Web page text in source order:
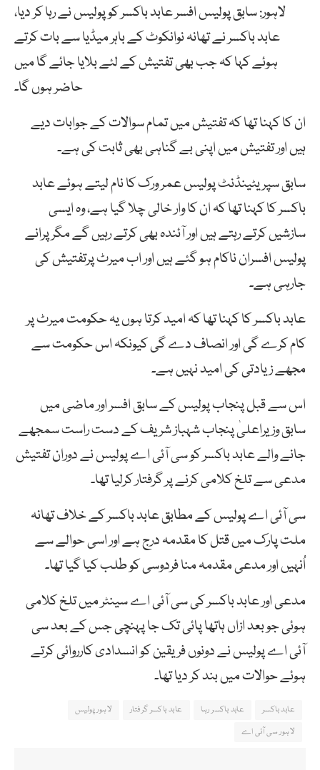
لاہور: سابق پولیس افسر عابد باکسر کو پولیس نے رہا کر دیا،
عابد باکسر نے تھانہ نوانکوٹ کے باہر میڈیا سے بات کرتے
ہوئے کہا کہ جب بھی تفتیش کے لئے بلایا جائے گا میں
حاضر ہوں گا۔
ان کا کہنا تھا کہ تفتیش میں تمام سوالات کے جوابات دیے
ہیں اور تفتیش میں اپنی بے گناہی بھی ثابت کی ہے۔
سابق سپریٹینڈنٹ پولیس عمر ورک کا نام لیتے ہوئے عابد
باکسر کا کہنا تھا کہ ان کا وار خالی چلا گیا ہے، وہ ایسی
سازشیں کرتے رہتے ہیں اور آئندہ بھی کرتے رہیں گے مگر پرانے
پولیس افسران ناکام ہو گئے ہیں اور اب میرٹ پرتفتیش کی
جارہی ہے۔
عابد باکسر کا کہنا تھا کہ امید کرتا ہوں یہ حکومت میرٹ پر
کام کرے گی اور انصاف دے گی کیونکہ اس حکومت سے
مجھے زیادتی کی امید نہیں ہے۔
اس سے قبل پنجاب پولیس کے سابق افسر اور ماضی میں
سابق وزیراعلیٰ پنجاب شہباز شریف کے دست راست سمجھے
جانے والے عابد باکسر کو سی آئی اے پولیس نے دوران تفتیش
مدعی سے تلخ کلامی کرنے پر گرفتار کرلیا تھا۔
سی آئی اے پولیس کے مطابق عابد باکسر کے خلاف تھانہ
ملت پارک میں قتل کا مقدمہ درج ہے اور اسی حوالے سے
اُنہیں اور مدعی مقدمہ منا فردوسی کو طلب کیا گیا تھا۔
مدعی اور عابد باکسر کی سی آئی اے سینٹر میں تلخ کلامی
ہوئی جو بعد ازاں ہاتھا پائی تک جا پہنچی جس کے بعد سی
آئی اے پولیس نے دونوں فریقین کو انسدادی کارروائی کرتے
ہوئے حوالات میں بند کر دیا تھا۔
عابد باکسر عابد باکسر رہا عابد باکسر گرفتار
لاہور پولیس
لاہور سی آئی اے